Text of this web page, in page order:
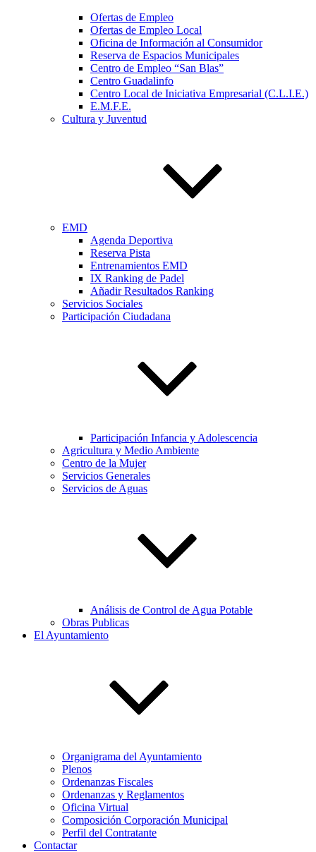
Ofertas de Empleo
Ofertas de Empleo Local
Oficina de Información al Consumidor
Reserva de Espacios Municipales
Centro de Empleo “San Blas”
Centro Guadalinfo
Centro Local de Iniciativa Empresarial (C.L.I.E.)
E.M.F.E.
Cultura y Juventud
EMD
Agenda Deportiva
Reserva Pista
Entrenamientos EMD
IX Ranking de Padel
Añadir Resultados Ranking
Servicios Sociales
Participación Ciudadana
Participación Infancia y Adolescencia
Agricultura y Medio Ambiente
Centro de la Mujer
Servicios Generales
Servicios de Aguas
Análisis de Control de Agua Potable
Obras Publicas
El Ayuntamiento
Organigrama del Ayuntamiento
Plenos
Ordenanzas Fiscales
Ordenanzas y Reglamentos
Oficina Virtual
Composición Corporación Municipal
Perfil del Contratante
Contactar